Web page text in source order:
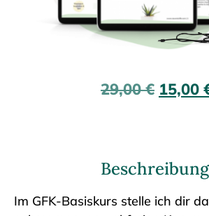
29,00€ 15,00
Im GFK-Basiskurs stelle ich dir